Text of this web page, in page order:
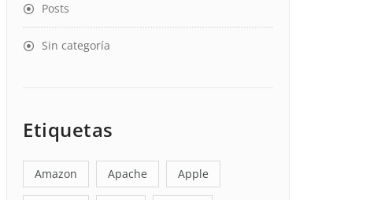
Posts
Sin categoría
Etiquetas
Amazon Apache Apple